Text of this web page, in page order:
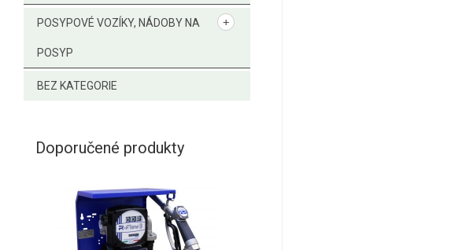
POSYPOVÉ VOZÍKY, NÁDOBY NA
POSYP
BEZ KATEGORIE
Doporučené produkty